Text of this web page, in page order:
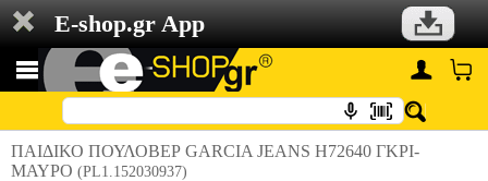
E-shop.gr App
ΠΑΙΔΙΚΟ ΠΟΥΛΟΒΕΡ GARCIA JEANS H72640 ΓΚΡΙ-
ΜΑΥΡΟ (PL1.152030937)